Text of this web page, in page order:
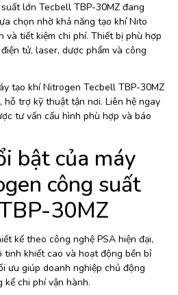
lớn Tecbell TBP-30MZ đang
chọn nhờ khả năng tạo khí Nito
và tiết kiệm chi phí. Thiết bị phù hợp
tử, laser, dược phẩm và công
tạo khí Nitrogen Tecbell TBP-30MZ
hỗ trợ kỹ thuật tận nơi. Liên hệ ngay
tư vấn cấu hình phù hợp và báo
bật của máy
công suất
30MZ
kế theo công nghệ PSA hiện đại,
khiết cao và hoạt động bền bỉ
ưu giúp doanh nghiệp chủ động
kể chi phí vận hành.